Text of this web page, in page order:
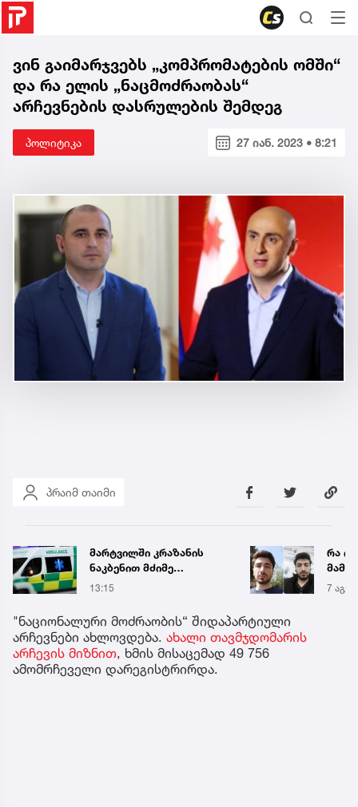
ვინ გაიმარჯვებს „კომპრომატების ომში“
და რა ელის „ნაცმოძრაობას“
არჩევნების დასრულების შემდეგ
პოლიტიკა 27 იან. 2023 • 8:21
პრაიმ თაიმი
რა ისმის ნია იმნაძისა და
მამამისის ფარული
ჩანაწერიდან - გიგა
საქმე
7 აგვ 19:56 14:52
"ნაციონალური მოძრაობის“ შიდაპარტიული
არჩევნები ახლოვდება. ახალი თავმჯდომარის
არჩევის მიზნით, ხმის მისაცემად 49 756
ამომრჩეველი დარეგისტრირდა.